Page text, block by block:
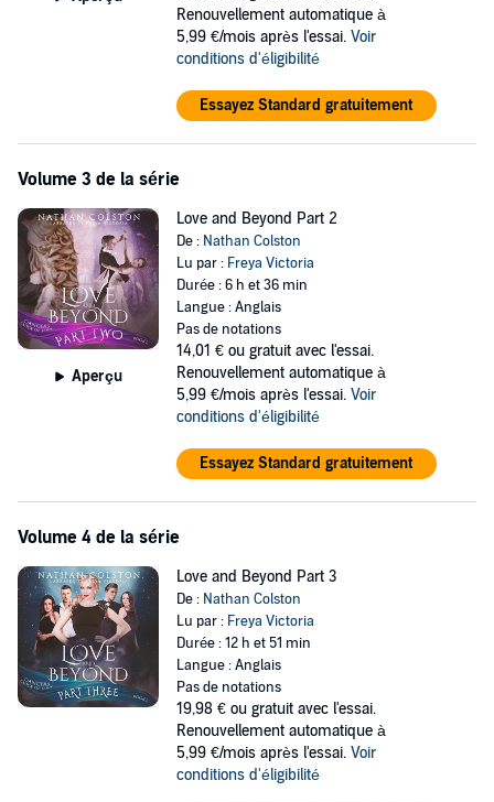
Renouvellement automatique à
5,99 €/mois après l'essai. Voir
conditions d'éligibilité
Essayez Standard gratuitement
Volume 3 de la série
Aperçu
Love and Beyond Part 2
De : Nathan Colston
Lu par : Freya Victoria
Durée : 6 h et 36 min
Langue : Anglais
Pas de notations
14,01 € ou gratuit avec l'essai.
Renouvellement automatique à
5,99 €/mois après l'essai. Voir
conditions d'éligibilité
Essayez Standard gratuitement
Volume 4 de la série
Love and Beyond Part 3
De : Nathan Colston
Lu par : Freya Victoria
Durée : 12 h et 51 min
Langue : Anglais
Pas de notations
19,98 € ou gratuit avec l'essai.
Renouvellement automatique à
5,99 €/mois après l'essai. Voir
conditions d'éligibilité